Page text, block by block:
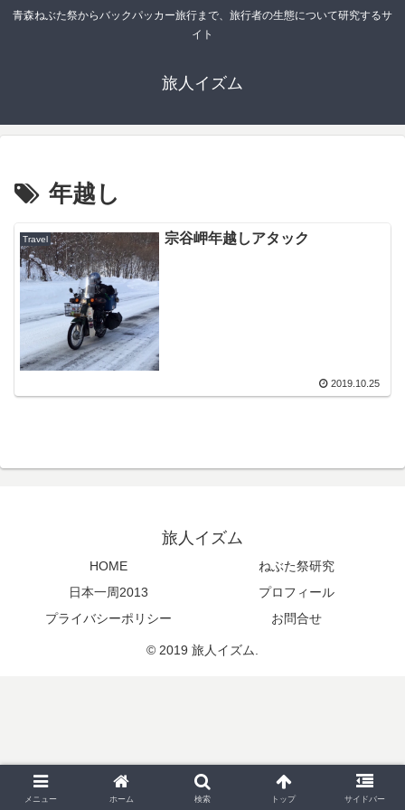
青森ねぶた祭からバックパッカー旅行まで、旅行者の生態について研究するサ
イト
旅人イズム
年越し
Travel 宗谷岬年越しアタック
2019.10.25
旅人イズム
HOME
ねぶた祭研究
日本一周2013
プロフィール
プライバシーポリシー
お問合せ
© 2019 旅人イズム.
メニュー ホーム 検索 トップ サイドバー